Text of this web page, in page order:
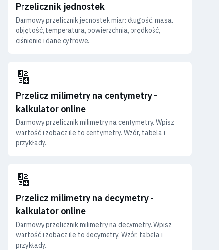
Przelicznik jednostek
Darmowy przelicznik jednostek miar: długość, masa,
objętość, temperatura, powierzchnia, prędkość,
ciśnienie i dane cyfrowe.
🔢
Przelicz milimetry na centymetry -
kalkulator online
Darmowy przelicznik milimetry na centymetry. Wpisz
wartość i zobacz ile to centymetry. Wzór, tabela i
przykłady.
🔢
Przelicz milimetry na decymetry -
kalkulator online
Darmowy przelicznik milimetry na decymetry. Wpisz
wartość i zobacz ile to decymetry. Wzór, tabela i
przykłady.